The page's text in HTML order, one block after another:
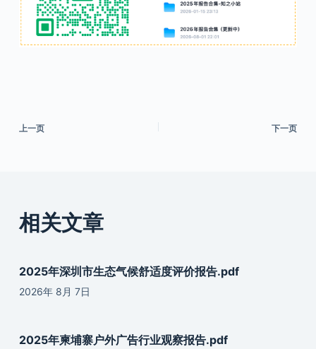
上一页 下一页
相关文章
2025年深圳市生态气候舒适度评价报告.pdf
2026年 8月 7日
2025年柬埔寨户外广告行业观察报告.pdf